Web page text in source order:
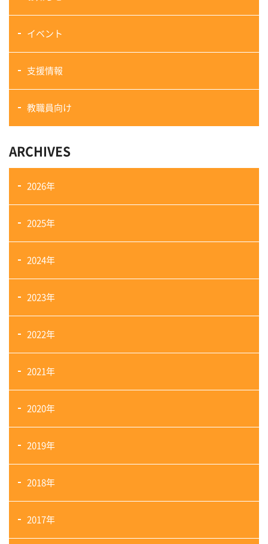
イベント
支援情報
教職員向け
ARCHIVES
2026年
2025年
2024年
2023年
2022年
2021年
2020年
2019年
2018年
2017年